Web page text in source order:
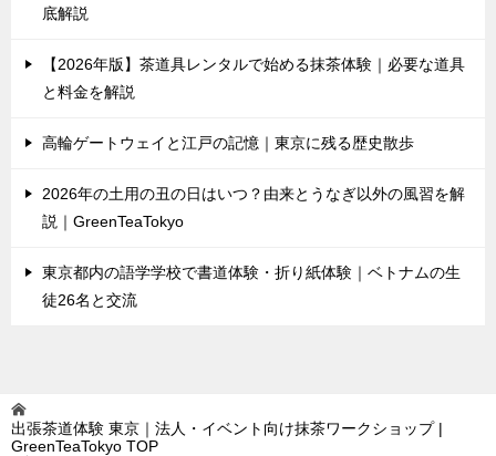
底解説
【2026年版】茶道具レンタルで始める抹茶体験｜必要な道具
と料金を解説
高輪ゲートウェイと江戸の記憶｜東京に残る歴史散歩
2026年の土用の丑の日はいつ？由来とうなぎ以外の風習を解
説｜GreenTeaTokyo
東京都内の語学学校で書道体験・折り紙体験｜ベトナムの生
徒26名と交流
出張茶道体験 東京｜法人・イベント向け抹茶ワークショップ |
GreenTeaTokyo TOP